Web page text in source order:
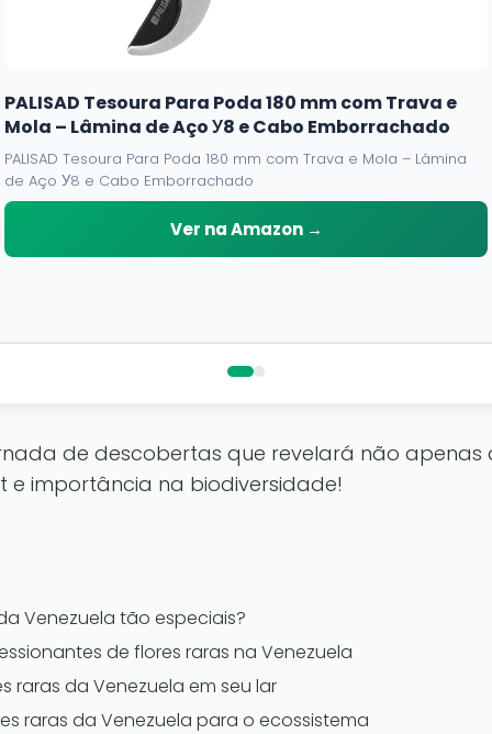
PALISAD Tesoura Para Poda 180 mm com Trava e
Mola – Lâmina de Aço У8 e Cabo Emborrachado
PALISAD Tesoura Para Poda 180 mm com Trava e Mola – Lâmina
de Aço У8 e Cabo Emborrachado
Ver na Amazon →
de descobertas que revelará não apenas
importância na biodiversidade!
Venezuela tão especiais?
de flores raras na Venezuela
raras da Venezuela em seu lar
raras da Venezuela para o ecossistema